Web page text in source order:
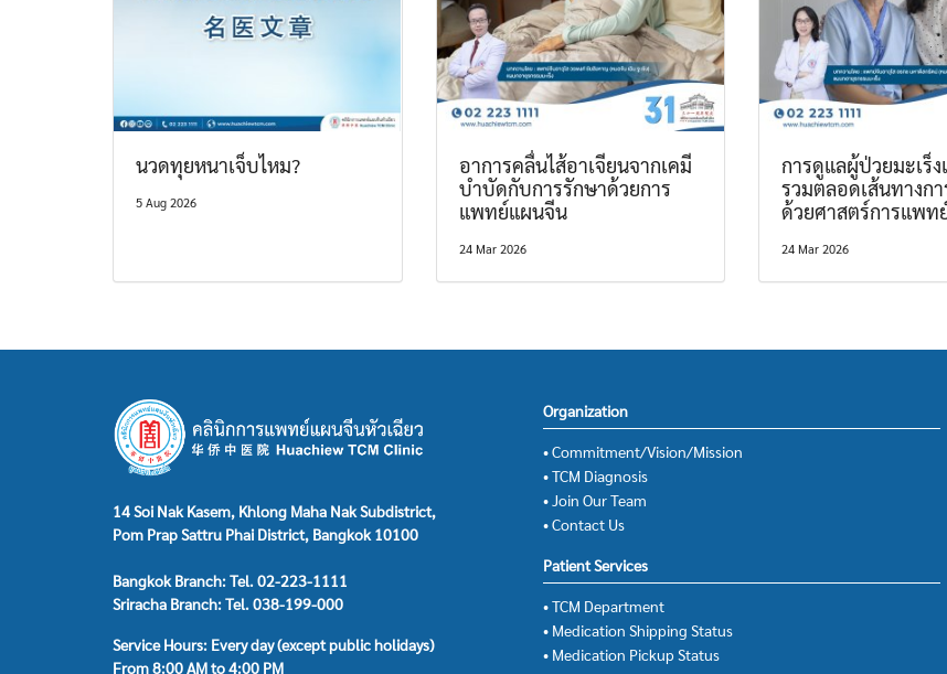
นวดทุยหนาเจ็บไหม?
5 Aug 2026
อาการคลื่นไส้อาเจียนจากเคมี
บำบัดกับการรักษาด้วยการ
แพทย์แผนจีน
24 Mar 2026
การดูแลผู้ป่วยมะเร็
รวมตลอดเส้นทางก
ด้วยศาสตร์การแพท
24 Mar 2026
14 Soi Nak Kasem, Khlong Maha Nak Subdistrict,
Pom Prap Sattru Phai District, Bangkok 10100
Bangkok Branch: Tel. 02-223-1111
Sriracha Branch: Tel. 038-199-000
Service Hours: Every day (except public holidays)
From 8:00 AM to 4:00 PM
Organization
• Commitment/Vision/Mission
• TCM Diagnosis
• Join Our Team
• Contact Us
Patient Services
• TCM Department
• Medication Shipping Status
• Medication Pickup Status